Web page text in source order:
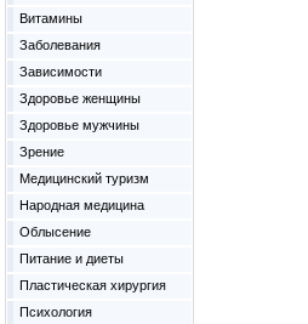
Витамины
Заболевания
Зависимости
Здоровье женщины
Здоровье мужчины
Зрение
Медицинский туризм
Народная медицина
Облысение
Питание и диеты
Пластическая хирургия
Психология